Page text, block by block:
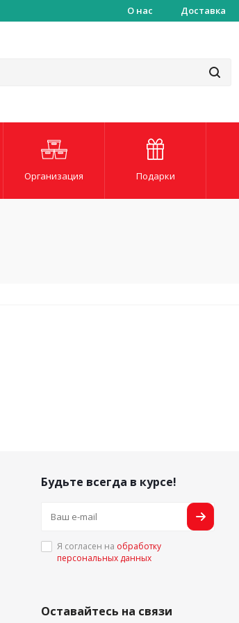
Быстрая и надежная доставкаО нас Доставка
Организация Подарки
Будьте всегда в курсе!
Я согласен на обработку
персональных данных
Оставайтесь на связи